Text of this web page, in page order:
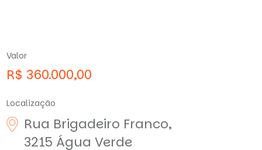
Valor
R$ 360.000,00
Localização
Rua Brigadeiro Franco,
3215 Água Verde